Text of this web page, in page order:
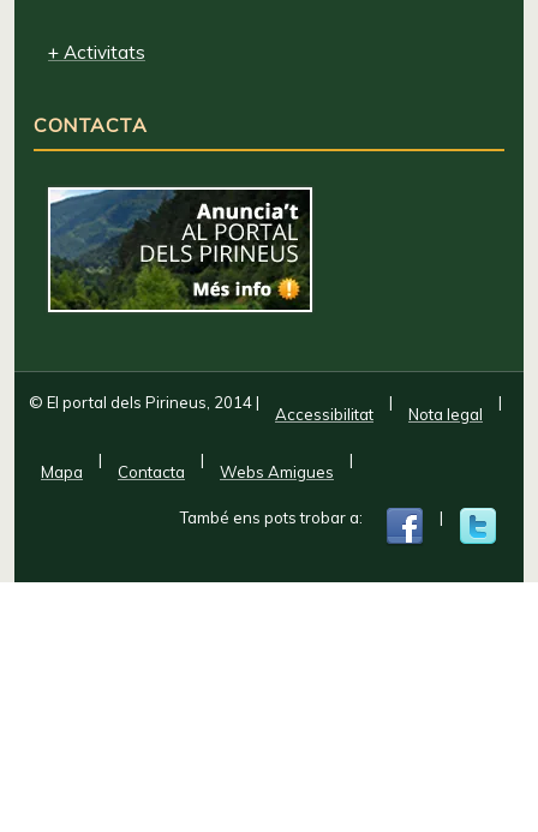
+ Activitats
CONTACTA
© El portal dels Pirineus, 2014|
Accessibilitat
|
Nota legal
|
Mapa
|
Contacta
|
Webs Amigues
|
També ens pots trobar a: |